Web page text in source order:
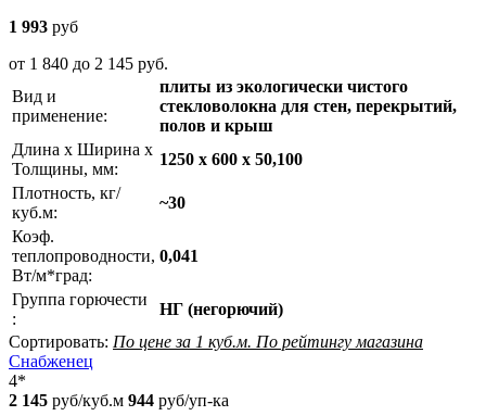
1 993 руб
от 1 840 до 2 145 руб.
Вид и
применение:
плиты из экологически чистого
стекловолокна для стен, перекрытий,
полов и крыш
Длина х Ширина х
Толщины, мм:
1250 х 600 х 50,100
Плотность, кг/
куб.м:
~30
Коэф.
теплопроводности,
Вт/м*град:
0,041
Группа горючести
:
НГ (негорючий)
Сортировать: По цене за 1 куб.м. По рейтингу магазина
Снабженец
4*
2 145 руб/куб.м 944 руб/уп-ка